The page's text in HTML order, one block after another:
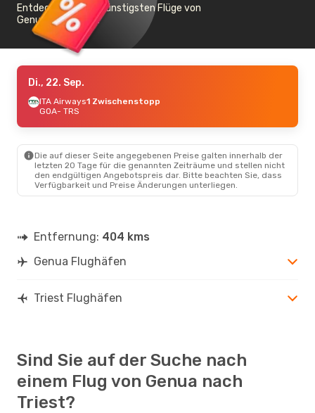
Entdecken Sie die günstigsten Flüge von
Genua nach Triest
Di., 22. Sep.
ITA Airways1 Zwischenstopp
GOA- TRS
Die auf dieser Seite angegebenen Preise galten innerhalb der
letzten 20 Tage für die genannten Zeiträume und stellen nicht
den endgültigen Angebotspreis dar. Bitte beachten Sie, dass
Verfügbarkeit und Preise Änderungen unterliegen.
Entfernung: 404 kms
Genua Flughäfen
Triest Flughäfen
Sind Sie auf der Suche nach
einem Flug von Genua nach
Triest?